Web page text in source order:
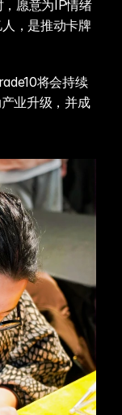
，愿意为IP情绪
，是推动卡牌
将会持续
业升级，并成